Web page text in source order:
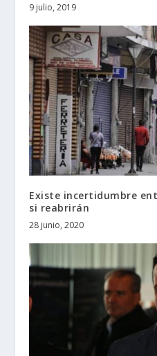
9 julio, 2019
Existe incertidumbre
si reabrirán
28 junio, 2020